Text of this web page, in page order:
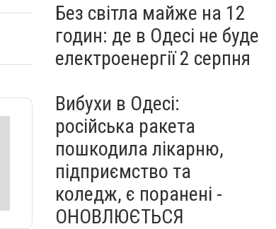
Без світла майже на 12
годин: де в Одесі не буде
електроенергії 2 серпня
Вибухи в Одесі:
російська ракета
пошкодила лікарню,
підприємство та
коледж, є поранені -
ОНОВЛЮЄТЬСЯ